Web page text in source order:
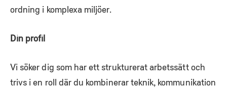
ordning i komplexa miljöer.
Din profil
Vi söker dig som har ett strukturerat arbetssätt och
trivs i en roll där du kombinerar teknik, kommunikation